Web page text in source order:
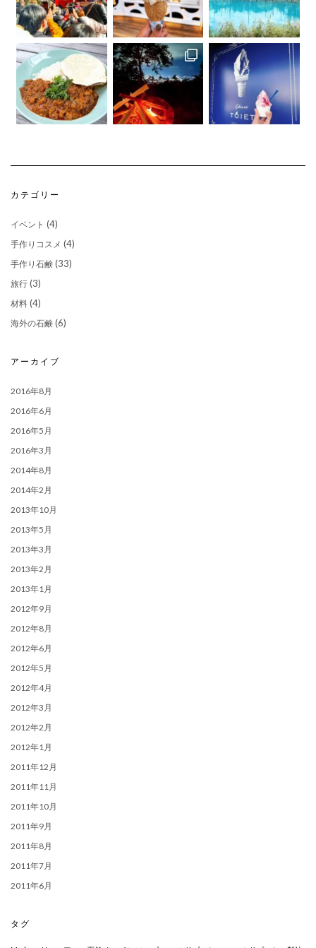
カテゴリー
イベント (4)
手作りコスメ (4)
手作り石鹸 (33)
旅行 (3)
材料 (4)
海外の石鹸 (6)
アーカイブ
2016年8月
2016年6月
2016年5月
2016年3月
2014年8月
2014年2月
2013年10月
2013年5月
2013年3月
2013年2月
2013年1月
2012年9月
2012年8月
2012年6月
2012年5月
2012年4月
2012年3月
2012年2月
2012年1月
2011年12月
2011年11月
2011年10月
2011年9月
2011年8月
2011年7月
2011年6月
タグ